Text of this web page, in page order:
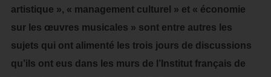
artistique », « management culturel » et « économie
sur les œuvres musicales » sont entre autres les
sujets qui ont alimenté les trois jours de discussions
qu’ils ont eus dans les murs de l’Institut français de